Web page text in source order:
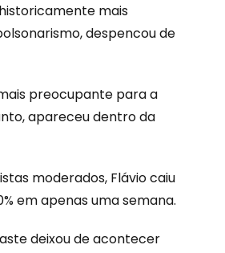
mais
despencou de
preocupante para a
apareceu dentro da
moderados, Flávio caiu
em apenas uma semana.
deixou de acontecer